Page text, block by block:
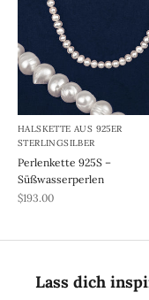
HALSKETTE AUS 925ER
STERLINGSILBER
Perlenkette 925S –
Süßwasserperlen
REA-pris
$193.00
Lass dich